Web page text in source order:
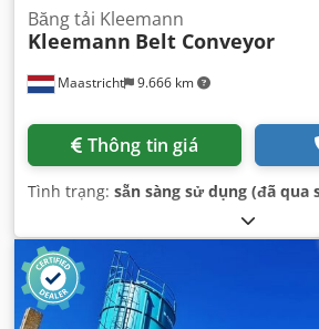
Maastricht 9.666 km
Băng tải Kleemann
Kleemann Belt Conveyor
Thông tin giá
Tình trạng: sẵn sàng sử dụng (đã qua